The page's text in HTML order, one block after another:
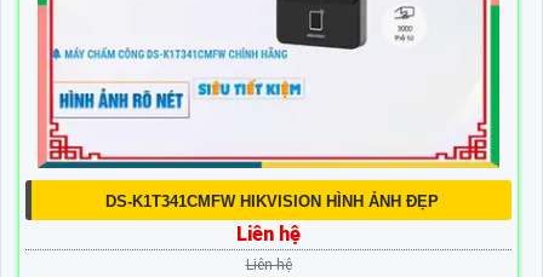
DS-K1T341CMFW HIKVISION HÌNH ẢNH ĐẸP
Liên hệ
Liên hệ